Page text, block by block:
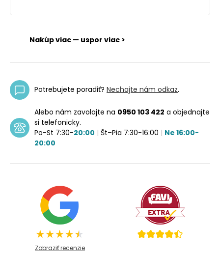
Nakúp viac — uspor viac >
Potrebujete poradiť? Nechajte nám odkaz.
Alebo nám zavolajte na 0950 103 422 a objednajte
si telefonicky.
Po-St 7:30-20:00 | Št–Pia 7:30-16:00 | Ne 16:00-
20:00
Zobraziť recenzie